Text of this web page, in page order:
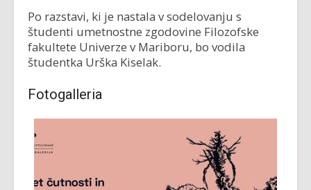
Po razstavi, ki je nastala v sodelovanju s
študenti umetnostne zgodovine Filozofske
fakultete Univerze v Mariboru, bo vodila
študentka Urška Kiselak.
Fotogalleria